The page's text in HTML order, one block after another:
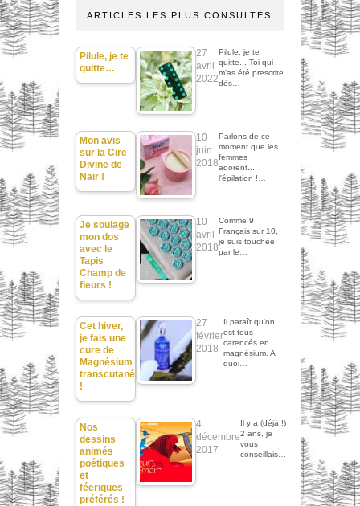
ARTICLES LES PLUS CONSULTÉS
Pilule, je te
quitte…
27
avril
2022
Pilule, je te
quitte... Toi qui
m'as été prescrite
dès…
Mon avis
sur la Cire
Divine de
Nair !
10
juin
2018
Parlons de ce
moment que les
femmes
adorent...
l'épilation !…
Je soulage
mon dos
avec le
Tapis
Champ de
fleurs !
10
avril
2018
Comme 9
Français sur 10,
je suis touchée
par le…
Cet hiver,
je fais une
cure de
Magnésium
transcutané
!
27
février
2018
Il paraît qu'on
est tous
carencés en
magnésium. A
quoi…
Nos
dessins
animés
poétiques
et
féeriques
préférés !
4
décembre
2017
Il y a (déjà !)
2 ans, je
vous
conseillais…